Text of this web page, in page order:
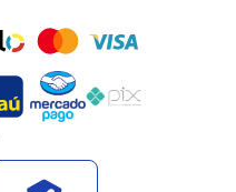
mastercard
mercadopago